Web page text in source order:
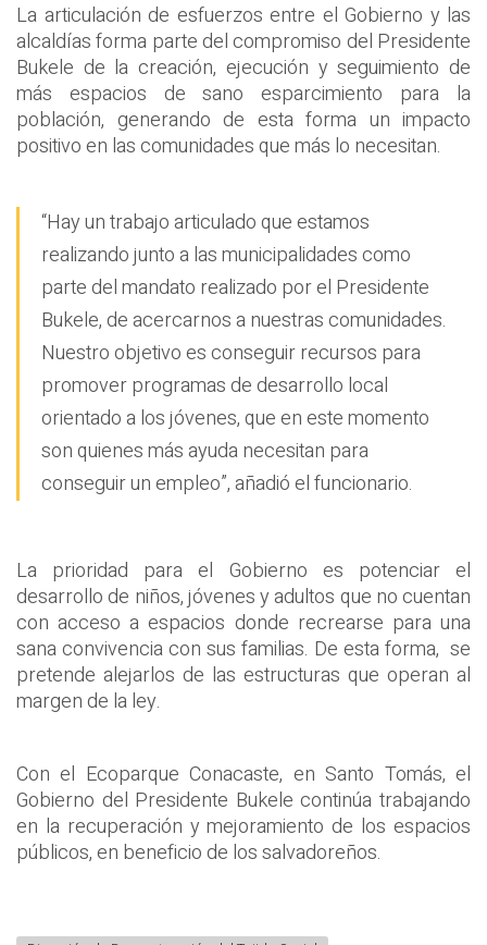
La articulación de esfuerzos entre el Gobierno y las
alcaldías forma parte del compromiso del Presidente
Bukele de la creación, ejecución y seguimiento de
más espacios de sano esparcimiento para la
población, generando de esta forma un impacto
positivo en las comunidades que más lo necesitan.
“Hay un trabajo articulado que estamos
realizando junto a las municipalidades como
parte del mandato realizado por el Presidente
Bukele, de acercarnos a nuestras comunidades.
Nuestro objetivo es conseguir recursos para
promover programas de desarrollo local
orientado a los jóvenes, que en este momento
son quienes más ayuda necesitan para
conseguir un empleo”, añadió el funcionario.
La prioridad para el Gobierno es potenciar el
desarrollo de niños, jóvenes y adultos que no cuentan
con acceso a espacios donde recrearse para una
sana convivencia con sus familias. De esta forma, se
pretende alejarlos de las estructuras que operan al
margen de la ley.
Con el Ecoparque Conacaste, en Santo Tomás, el
Gobierno del Presidente Bukele continúa trabajando
en la recuperación y mejoramiento de los espacios
públicos, en beneficio de los salvadoreños.